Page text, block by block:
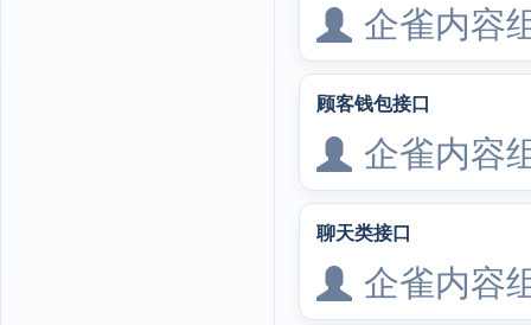
企雀内容
顾客钱包接口
企雀内容
聊天类接口
企雀内容